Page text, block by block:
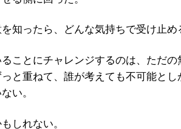
知ったら、どんな気持ちで受け止め
ことにチャレンジするのは、ただの
と重ねて、誰が考えても不可能とし
い。
しれない。